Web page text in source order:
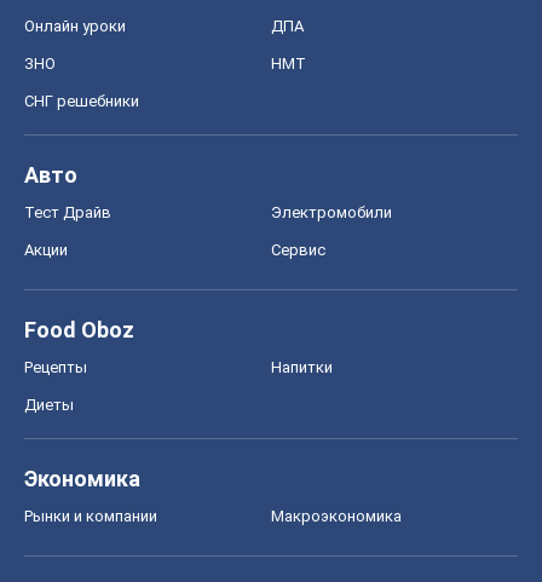
Онлайн уроки ДПА
ЗНО НМТ
СНГ решебники
Авто
Тест Драйв Электромобили
Акции Сервис
Food Oboz
Рецепты Напитки
Диеты
Экономика
Рынки и компании Mакроэкономика